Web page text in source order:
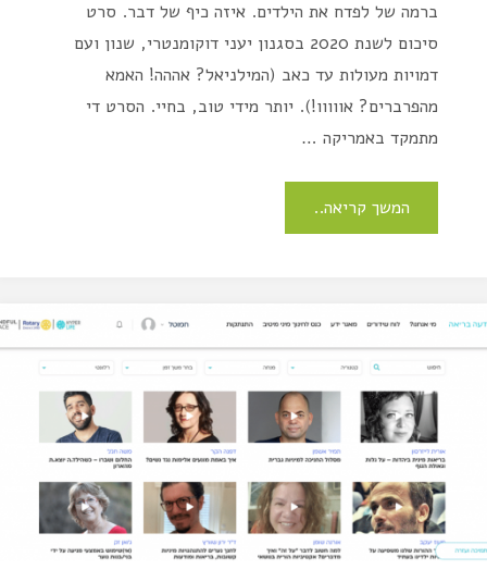
ברמה של לפדח את הילדים. איזה כיף של דבר. סרט
סיכום לשנת 2020 בסגנון יעני דוקומנטרי, שנון ועם
דמויות מעולות עד כאב (המילניאל? אההה! האמא
מהפרברים? אווווו!). יותר מידי טוב, בחיי. הסרט די
מתמקד באמריקה …
המשך קריאה..